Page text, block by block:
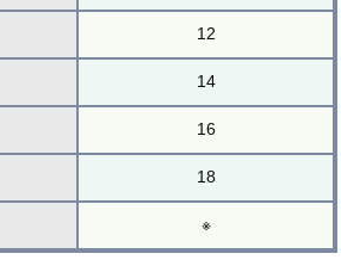
12
14
16
18
※